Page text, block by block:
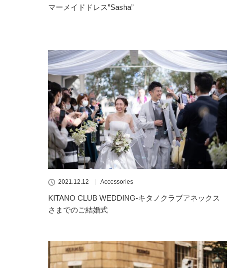
マーメイドドレス”Sasha”
2021.12.12 Accessories
KITANO CLUB WEDDING-キタノクラブアネックス
さまでのご結婚式